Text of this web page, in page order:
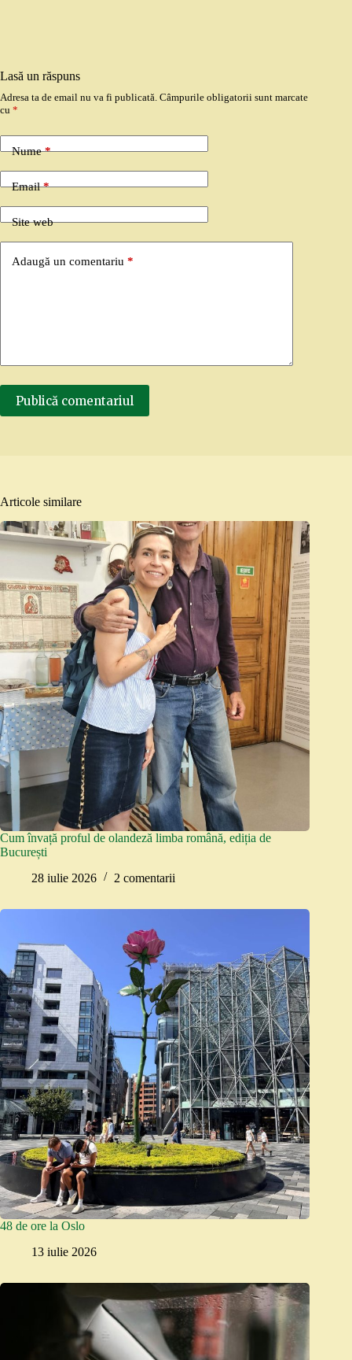
Lasă un răspuns
Adresa ta de email nu va fi publicată. Câmpurile obligatorii sunt marcate
cu *
Nume*
Email*
Site web
Adaugă un comentariu *
Publică comentariul
Articole similare
Cum învață proful de olandeză limba română, ediția de
București
28 iulie 2026
2 comentarii
48 de ore la Oslo
13 iulie 2026